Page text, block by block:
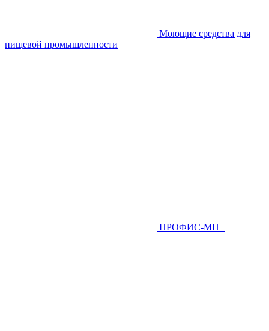
Моющие средства для
пищевой промышленности
ПРОФИС-МП+